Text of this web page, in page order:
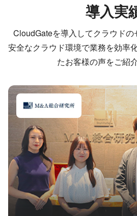
導入実
CloudGateを導入してクラウドの
安全なクラウド環境で業務を効率
たお客様の声をご紹